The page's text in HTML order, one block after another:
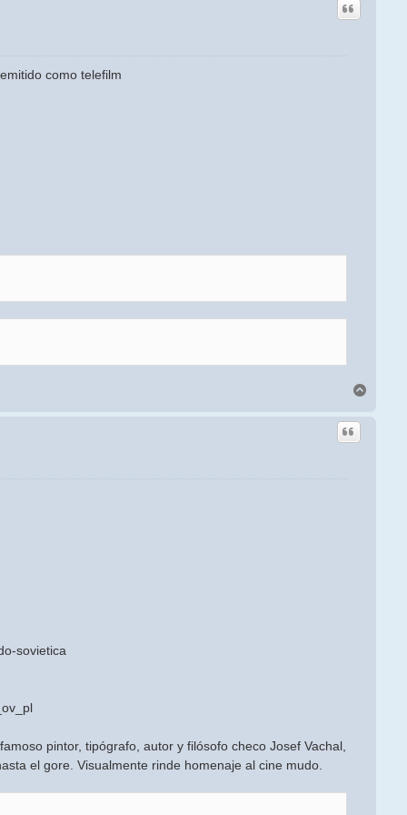
como telefilm
sovietica
pintor, tipógrafo, autor y filósofo checo Josef Vachal,
el gore. Visualmente rinde homenaje al cine mudo.